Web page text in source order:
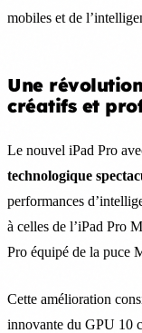
mobiles et de
Une
créatifs et
Le nouvel iPad Pro
technologique
performances
à celles de l’iPad Pro
Pro équipé de la puce
Cette amélioration
innovante du GPU 10